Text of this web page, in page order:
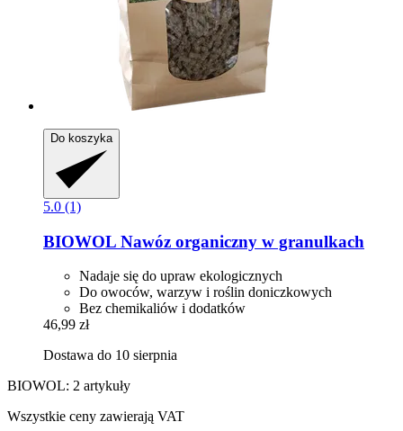
Do koszyka
5.0 (1)
BIOWOL Nawóz organiczny w granulkach
Nadaje się do upraw ekologicznych
Do owoców, warzyw i roślin doniczkowych
Bez chemikaliów i dodatków
46,99 zł
Dostawa do 10 sierpnia
BIOWOL: 2 artykuły
Wszystkie ceny zawierają VAT